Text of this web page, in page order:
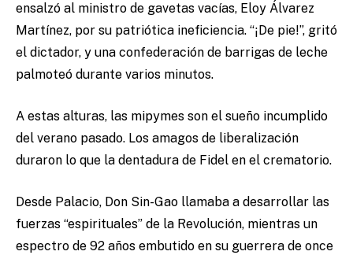
ensalzó al ministro de gavetas vacías, Eloy Álvarez
Martínez, por su patriótica ineficiencia. “¡De pie!”, gritó
el dictador, y una confederación de barrigas de leche
palmoteó durante varios minutos.
A estas alturas, las mipymes son el sueño incumplido
del verano pasado. Los amagos de liberalización
duraron lo que la dentadura de Fidel en el crematorio.
Desde Palacio, Don Sin-Gao llamaba a desarrollar las
fuerzas “espirituales” de la Revolución, mientras un
espectro de 92 años embutido en su guerrera de once